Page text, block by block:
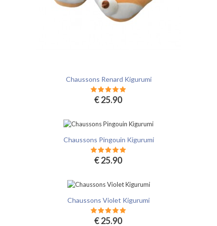
Chaussons Renard Kigurumi
€ 25.90
Chaussons Pingouin Kigurumi
€ 25.90
Chaussons Violet Kigurumi
€ 25.90